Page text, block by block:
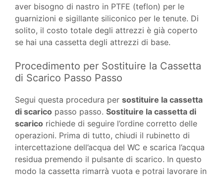
aver bisogno di nastro in PTFE (teflon) per le
guarnizioni e sigillante siliconico per le tenute. Di
solito, il costo totale degli attrezzi è già coperto
se hai una cassetta degli attrezzi di base.
Procedimento per Sostituire la Cassetta
di Scarico Passo Passo
Segui questa procedura per sostituire la cassetta
di scarico passo passo. Sostituire la cassetta di
scarico richiede di seguire l’ordine corretto delle
operazioni. Prima di tutto, chiudi il rubinetto di
intercettazione dell’acqua del WC e scarica l’acqua
residua premendo il pulsante di scarico. In questo
modo la cassetta rimarrà vuota e potrai lavorare in